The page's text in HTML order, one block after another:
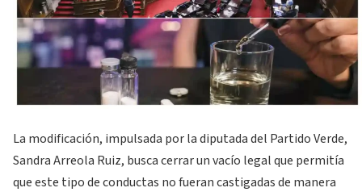
La modificación, impulsada por la diputada del Partido Verde,
Sandra Arreola Ruiz, busca cerrar un vacío legal que permitía
que este tipo de conductas no fueran castigadas de manera